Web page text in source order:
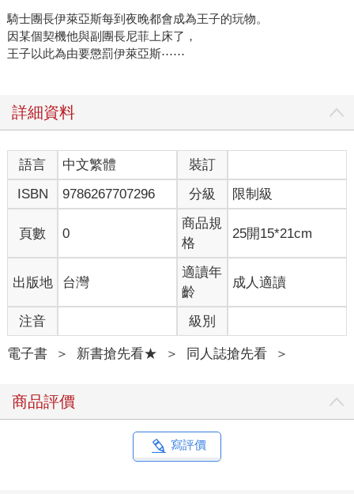
騎士團長伊萊亞斯每到夜晚都會成為王子的玩物。
因某個契機他與副團長尼菲上床了，
王子以此為由要懲罰伊萊亞斯⋯⋯
詳細資料
語言 中文繁體
裝訂
ISBN
9786267707296 分級 限制級
頁數 0
商品規
格
25開15*21cm
出版地 台灣
適讀年
齡
成人適讀
注音 級別
電子書 ＞ 新書搶先看★ ＞ 同人誌搶先看 ＞
商品評價
寫評價